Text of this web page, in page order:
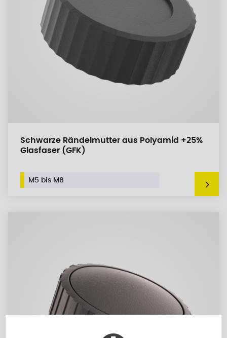
Schwarze Rändelmutter aus Polyamid +25%
Glasfaser (GFK)
M5 bis M8